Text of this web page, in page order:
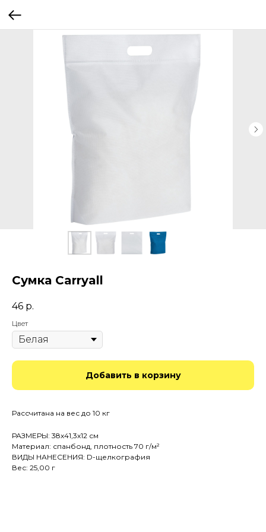
Сумка Carryall
46 р.
Цвет
Добавить в корзину
Рассчитана на вес до 10 кг
РАЗМЕРЫ: 38х41,3х12 см
Материал: спанбонд, плотность 70 г/м²
ВИДЫ НАНЕСЕНИЯ: D-щелкография
Вес: 25,00 г